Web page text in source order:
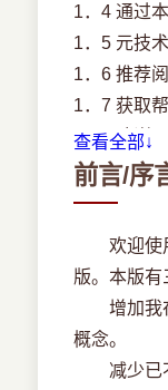
1．4 通过
1．5 元技术
1．6 推荐
1．7 获取
1．8 致谢
1．9 约定
1．10 声明
查看全部↓
前言/序
欢迎使用
版。本版有
增加我在
概念。
减少已不